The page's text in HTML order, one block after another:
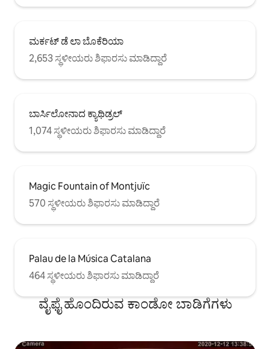
ಮರ್ಕಟ್ ಡೆ ಲಾ ಬೊಕೆರಿಯಾ
2,653 ಸ್ಥಳೀಯರು ಶಿಫಾರಸು ಮಾಡಿದ್ದಾರೆ
ಬಾರ್ಸಿಲೋನಾದ ಕ್ಯಾಥಿಡ್ರಲ್
1,074 ಸ್ಥಳೀಯರು ಶಿಫಾರಸು ಮಾಡಿದ್ದಾರೆ
Magic Fountain of Montjuïc
570 ಸ್ಥಳೀಯರು ಶಿಫಾರಸು ಮಾಡಿದ್ದಾರೆ
Palau de la Música Catalana
464 ಸ್ಥಳೀಯರು ಶಿಫಾರಸು ಮಾಡಿದ್ದಾರೆ
ವೈಫೈ ಹೊಂದಿರುವ ಕಾಂಡೋ ಬಾಡಿಗೆಗಳು